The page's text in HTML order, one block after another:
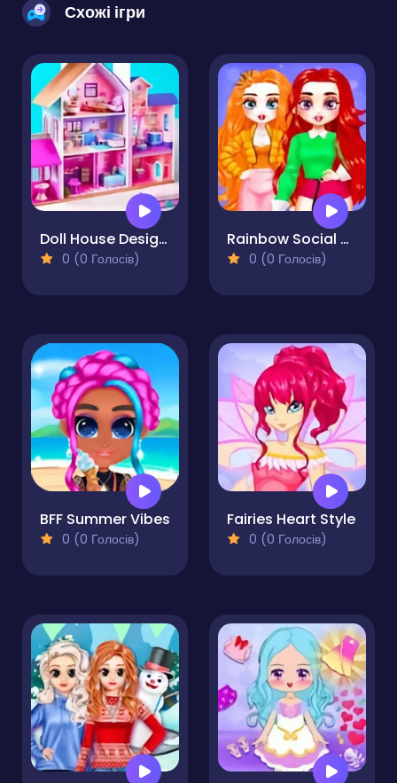
Схожі ігри
Doll House Design Doll Games
0 (0 Голосів)
Rainbow Social Media Influencers
0 (0 Голосів)
BFF Summer Vibes
0 (0 Голосів)
Fairies Heart Style
0 (0 Голосів)